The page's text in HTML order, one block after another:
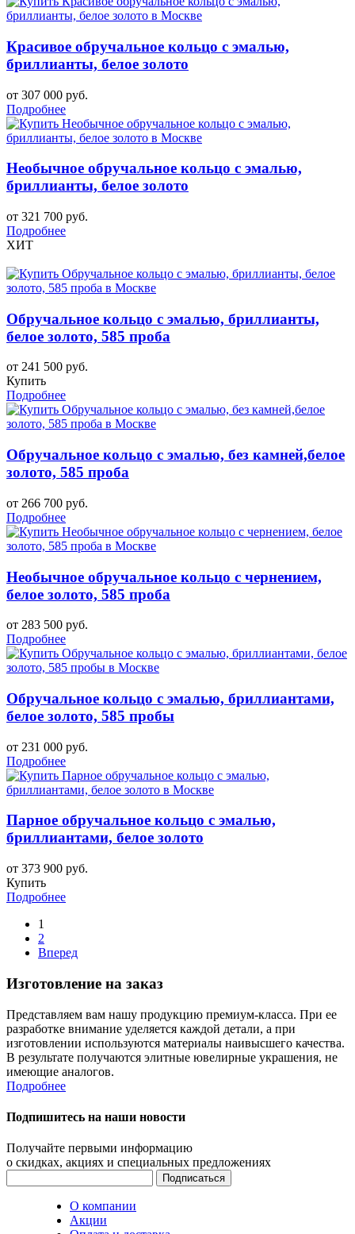
Красивое обручальное кольцо с эмалью,
бриллианты, белое золото
от 307 000 руб.
Подробнее
Необычное обручальное кольцо с эмалью,
бриллианты, белое золото
от 321 700 руб.
Подробнее
ХИТ
Обручальное кольцо с эмалью, бриллианты,
белое золото, 585 проба
от 241 500 руб.
Купить
Подробнее
Обручальное кольцо с эмалью, без камней,белое
золото, 585 проба
от 266 700 руб.
Подробнее
Необычное обручальное кольцо с чернением,
белое золото, 585 проба
от 283 500 руб.
Подробнее
Обручальное кольцо с эмалью, бриллиантами,
белое золото, 585 пробы
от 231 000 руб.
Подробнее
Парное обручальное кольцо с эмалью,
бриллиантами, белое золото
от 373 900 руб.
Купить
Подробнее
1
2
Вперед
Изготовление на заказ
Представляем вам нашу продукцию премиум-класса. При ее
разработке внимание уделяется каждой детали, а при
изготовлении используются материалы наивысшего качества.
В результате получаются элитные ювелирные украшения, не
имеющие аналогов.
Подробнее
Подпишитесь на наши новости
Получайте первыми информацию
о скидках, акциях и специальных предложениях
О компании
Акции